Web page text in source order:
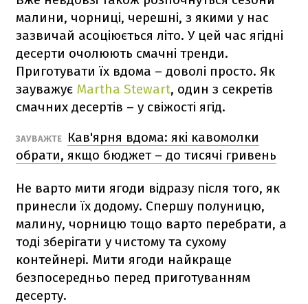
малини, чорниці, черешні, з якими у нас
зазвичай асоціюється літо. У цей час ягідні
десерти очолюють смачні тренди.
Приготувати їх вдома – доволі просто. Як
зауважує Martha Stewart, один з секретів
смачних десертів – у свіжості ягід.
ЗАУВАЖТЕ
Кав'ярня вдома: які кавомолки
обрати, якщо бюджет – до тисячі гривень
Не варто мити ягоди відразу після того, як
принесли їх додому. Спершу полуницю,
малину, чорницю тощо варто перебрати, а
тоді зберігати у чистому та сухому
контейнері. Мити ягоди найкраще
безпосередньо перед приготуванням
десерту.